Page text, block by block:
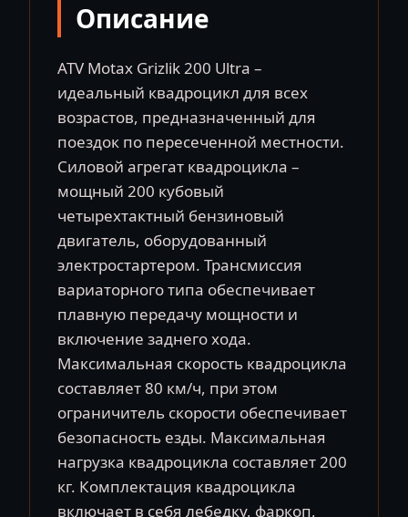
Описание
ATV Motax Grizlik 200 Ultra –
идеальный квадроцикл для всех
возрастов, предназначенный для
поездок по пересеченной местности.
Силовой агрегат квадроцикла –
мощный 200 кубовый
четырехтактный бензиновый
двигатель, оборудованный
электростартером. Трансмиссия
вариаторного типа обеспечивает
плавную передачу мощности и
включение заднего хода.
Максимальная скорость квадроцикла
составляет 80 км/ч, при этом
ограничитель скорости обеспечивает
безопасность езды. Максимальная
нагрузка квадроцикла составляет 200
кг. Комплектация квадроцикла
включает в себя лебедку, фаркоп,